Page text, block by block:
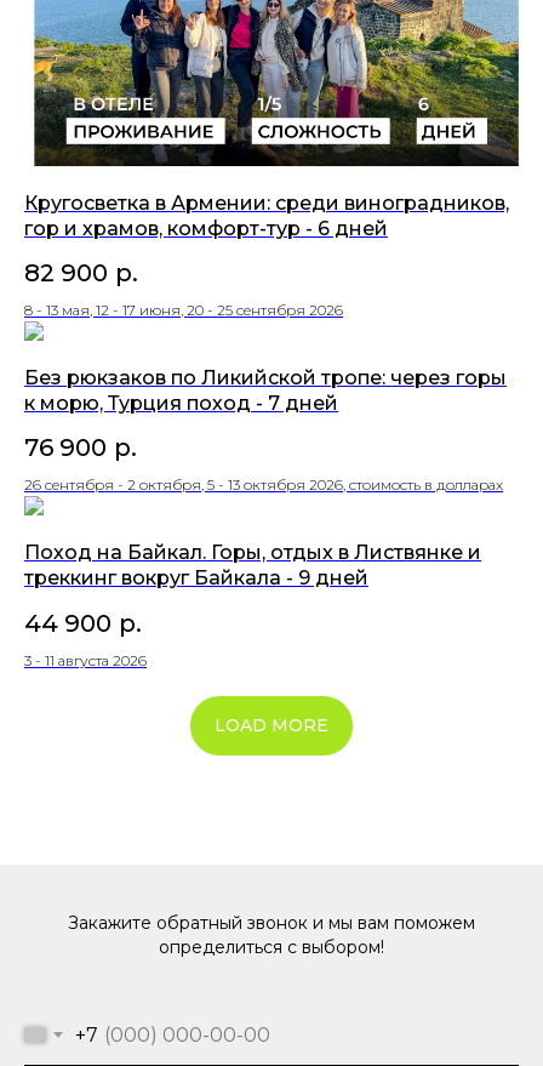
Кругосветка в Армении: среди виноградников,
гор и храмов, комфорт-тур - 6 дней
82 900 р.
8 - 13 мая, 12 - 17 июня, 20 - 25 сентября 2026
Без рюкзаков по Ликийской тропе: через горы
к морю, Турция поход - 7 дней
76 900 р.
26 сентября - 2 октября, 5 - 13 октября 2026, стоимость в долларах
Поход на Байкал. Горы, отдых в Листвянке и
треккинг вокруг Байкала - 9 дней
44 900 р.
3 - 11 августа 2026
LOAD MORE
Закажите обратный звонок и мы вам поможем
определиться с выбором!
+7